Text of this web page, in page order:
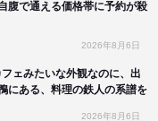
腹で通える価格帯に予約が殺
2026年8月6日
ェみたいな外観なのに、出
にある、料理の鉄人の系譜を
2026年8月6日